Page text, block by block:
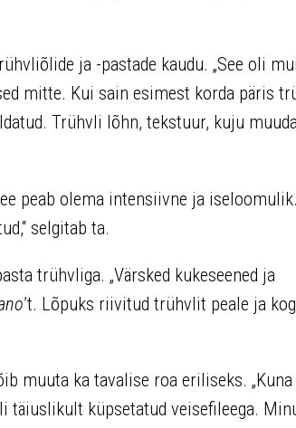
ja -pastade kaudu. „See oli
mitte. Kui sain esimest korda päris
Trühvli lõhn, tekstuur, kuju
peab olema intensiivne ja iseloomulik.
selgitab ta.
trühvliga. „Värsked kukeseened ja
’t. Lõpuks riivitud trühvlit peale ja
muuta ka tavalise roa eriliseks.
täiuslikult küpsetatud veisefileega.